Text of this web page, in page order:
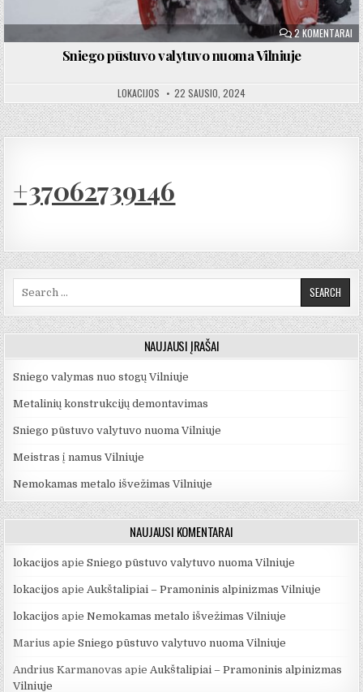
2 KOMENTARAI
Sniego pūstuvo valytuvo nuoma Vilniuje
LOKACIJOS 22 SAUSIO, 2024
+37062739146
Search for:
NAUJAUSI ĮRAŠAI
Sniego valymas nuo stogų Vilniuje
Metalinių konstrukcijų demontavimas
Sniego pūstuvo valytuvo nuoma Vilniuje
Meistras į namus Vilniuje
Nemokamas metalo išvežimas Vilniuje
NAUJAUSI KOMENTARAI
lokacijos apieSniego pūstuvo valytuvo nuoma Vilniuje
lokacijos apieAukštalipiai – Pramoninis alpinizmas Vilniuje
lokacijos apieNemokamas metalo išvežimas Vilniuje
Marius apieSniego pūstuvo valytuvo nuoma Vilniuje
Andrius Karmanovas apieAukštalipiai – Pramoninis alpinizmas
Vilniuje